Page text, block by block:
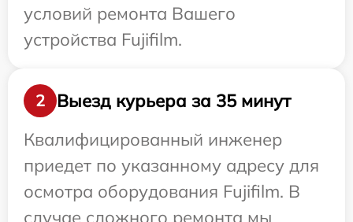
условий ремонта Вашего
устройства Fujifilm.
2
Выезд курьера за 35 минут
Квалифицированный инженер
приедет по указанному адресу для
осмотра оборудования Fujifilm. В
случае сложного ремонта мы